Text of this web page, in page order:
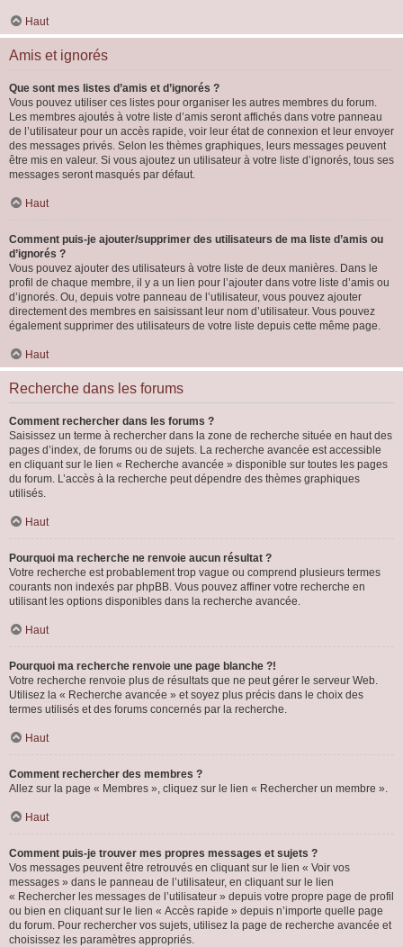
Haut
Amis et ignorés
Que sont mes listes d’amis et d’ignorés ?
Vous pouvez utiliser ces listes pour organiser les autres membres du forum.
Les membres ajoutés à votre liste d’amis seront affichés dans votre panneau
de l’utilisateur pour un accès rapide, voir leur état de connexion et leur envoyer
des messages privés. Selon les thèmes graphiques, leurs messages peuvent
être mis en valeur. Si vous ajoutez un utilisateur à votre liste d’ignorés, tous ses
messages seront masqués par défaut.
Haut
Comment puis-je ajouter/supprimer des utilisateurs de ma liste d’amis ou
d’ignorés ?
Vous pouvez ajouter des utilisateurs à votre liste de deux manières. Dans le
profil de chaque membre, il y a un lien pour l’ajouter dans votre liste d’amis ou
d’ignorés. Ou, depuis votre panneau de l’utilisateur, vous pouvez ajouter
directement des membres en saisissant leur nom d’utilisateur. Vous pouvez
également supprimer des utilisateurs de votre liste depuis cette même page.
Haut
Recherche dans les forums
Comment rechercher dans les forums ?
Saisissez un terme à rechercher dans la zone de recherche située en haut des
pages d’index, de forums ou de sujets. La recherche avancée est accessible
en cliquant sur le lien « Recherche avancée » disponible sur toutes les pages
du forum. L’accès à la recherche peut dépendre des thèmes graphiques
utilisés.
Haut
Pourquoi ma recherche ne renvoie aucun résultat ?
Votre recherche est probablement trop vague ou comprend plusieurs termes
courants non indexés par phpBB. Vous pouvez affiner votre recherche en
utilisant les options disponibles dans la recherche avancée.
Haut
Pourquoi ma recherche renvoie une page blanche ?!
Votre recherche renvoie plus de résultats que ne peut gérer le serveur Web.
Utilisez la « Recherche avancée » et soyez plus précis dans le choix des
termes utilisés et des forums concernés par la recherche.
Haut
Comment rechercher des membres ?
Allez sur la page « Membres », cliquez sur le lien « Rechercher un membre ».
Haut
Comment puis-je trouver mes propres messages et sujets ?
Vos messages peuvent être retrouvés en cliquant sur le lien « Voir vos
messages » dans le panneau de l’utilisateur, en cliquant sur le lien
« Rechercher les messages de l’utilisateur » depuis votre propre page de profil
ou bien en cliquant sur le lien « Accès rapide » depuis n’importe quelle page
du forum. Pour rechercher vos sujets, utilisez la page de recherche avancée et
choisissez les paramètres appropriés.